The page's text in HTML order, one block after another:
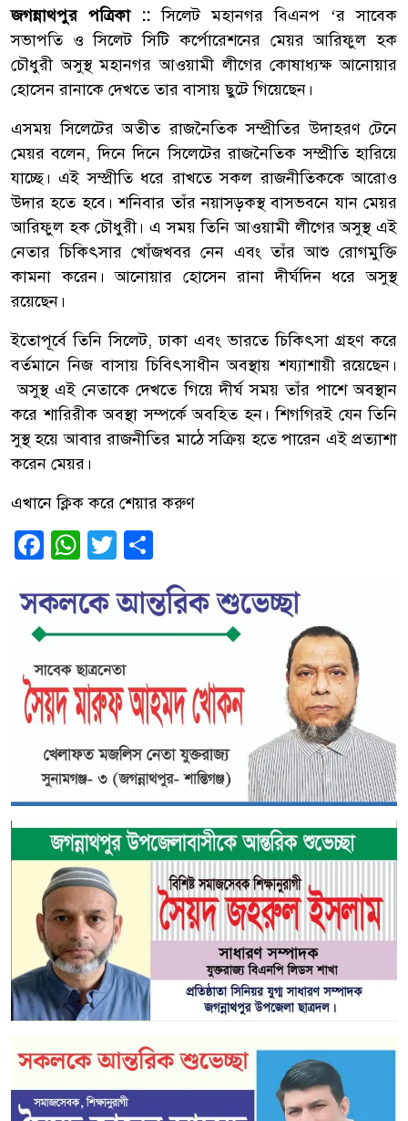
জগন্নাথপুর পত্রিকা :: সিলেট মহানগর বিএনপ ‘র সাবেক
সভাপতি ও সিলেট সিটি কর্পোরেশনের মেয়র আরিফুল হক
চৌধুরী অসুস্থ মহানগর আওয়ামী লীগের কোষাধ্যক্ষ আনোয়ার
হোসেন রানাকে দেখতে তার বাসায় ছুটে গিয়েছেন।
এসময় সিলেটের অতীত রাজনৈতিক সম্প্রীতির উদাহরণ টেনে
মেয়র বলেন, দিনে দিনে সিলেটের রাজনৈতিক সম্প্রীতি হারিয়ে
যাচ্ছে। এই সম্প্রীতি ধরে রাখতে সকল রাজনীতিককে আরোও
উদার হতে হবে। শনিবার তাঁর নয়াসড়কস্থ বাসভবনে যান মেয়র
আরিফুল হক চৌধুরী। এ সময় তিনি আওয়ামী লীগের অসুস্থ এই
নেতার চিকিৎসার খোঁজখবর নেন এবং তাঁর আশু রোগমুক্তি
কামনা করেন। আনোয়ার হোসেন রানা দীর্ঘদিন ধরে অসুস্থ
রয়েছেন।
ইতোপূর্বে তিনি সিলেট, ঢাকা এবং ভারতে চিকিৎসা গ্রহণ করে
বর্তমানে নিজ বাসায় চিবিৎসাধীন অবস্থায় শয্যাশায়ী রয়েছেন।
অসুস্থ এই নেতাকে দেখতে গিয়ে দীর্ঘ সময় তাঁর পাশে অবস্থান
করে শারিরীক অবস্থা সম্পর্কে অবহিত হন। শিগগিরই যেন তিনি
সুস্থ হয়ে আবার রাজনীতির মাঠে সক্রিয় হতে পারেন এই প্রত্যাশা
করেন মেয়র।
এখানে ক্লিক করে শেয়ার করুণ
Facebook
WhatsApp
Twitter